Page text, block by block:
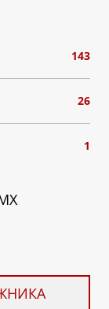
143
26
1